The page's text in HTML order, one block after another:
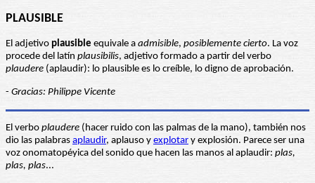
PLAUSIBLE
El adjetivo plausible equivale a admisible, posiblemente cierto. La voz
procede del latín plausibilis, adjetivo formado a partir del verbo
plaudere (aplaudir): lo plausible es lo creíble, lo digno de aprobación.
- Gracias: Philippe Vicente
El verbo plaudere (hacer ruido con las palmas de la mano), también nos
dio las palabras aplaudir, aplauso y explotar y explosión. Parece ser una
voz onomatopéyica del sonido que hacen las manos al aplaudir: plas,
plas, plas...